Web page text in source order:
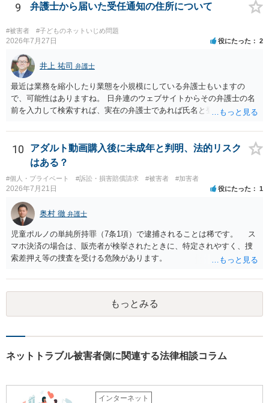
9 弁護士から届いた受任通知の住所について
#被害者 #子どものネットいじめ問題
2026年7月27日 役にたった 2
井上 祐司 弁護士
最近は業務を縮小したり業態を小規模にしている弁護士もいますの
で、可能性はありますね。 日弁連のウェブサイトからその弁護士の名
前を入力して検索すれば、実在の弁護士であれば氏名と登録番号が表
良いでしょう。
10
アダルト動画購入後に未成年と判明、法的リスク
はある？
#個人・プライベート #訴訟・損害賠償請求 #被害者 #加害者
2026年7月21日 役にたった 1
奥村 徹 弁護士
児童ポルノの単純所持罪（7条1項）で逮捕されることは稀です。 ス
マホ決済の場合は、販売者が検挙されたときに、特定されやすく、捜
索差押え等の捜査を受ける危険があります。
もっとみる
ネットトラブル被害者側に関連する法律相談コラム
インターネット